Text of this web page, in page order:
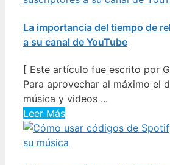
La importancia del tiempo de
a su canal de YouTube
[ Este artículo fue escrito por
Para aprovechar al máximo el
música y videos ...
Leer Más